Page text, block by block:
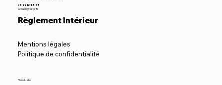
06 22 12 48 65
accueil@tcsgs.fr
Règlement Intérieur
Mentions légales
Politique de confidentialité
Plan du site